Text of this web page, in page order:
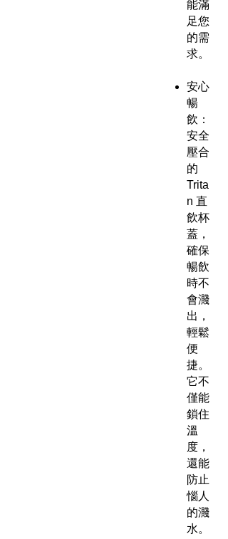
能滿
足您
的需
求。
安心
暢
飲：
安全
壓合
的
Trita
n 直
飲杯
蓋，
確保
暢飲
時不
會濺
出，
輕鬆
便
捷。
它不
僅能
鎖住
溫
度，
還能
防止
惱人
的濺
水。